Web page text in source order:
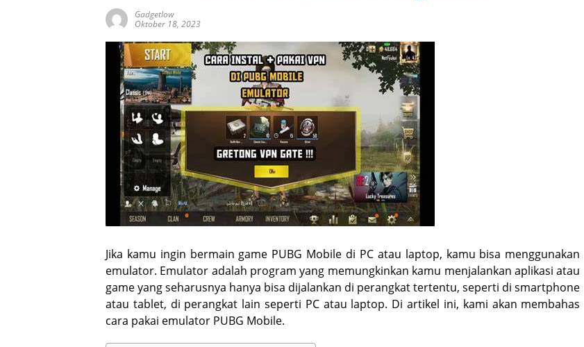
Gadgetlow
Oktober 18, 2023
Jika kamu ingin bermain game PUBG Mobile di PC atau laptop, kamu bisa menggunakan
emulator. Emulator adalah program yang memungkinkan kamu menjalankan aplikasi atau
game yang seharusnya hanya bisa dijalankan di perangkat tertentu, seperti di smartphone
atau tablet, di perangkat lain seperti PC atau laptop. Di artikel ini, kami akan membahas
cara pakai emulator PUBG Mobile.